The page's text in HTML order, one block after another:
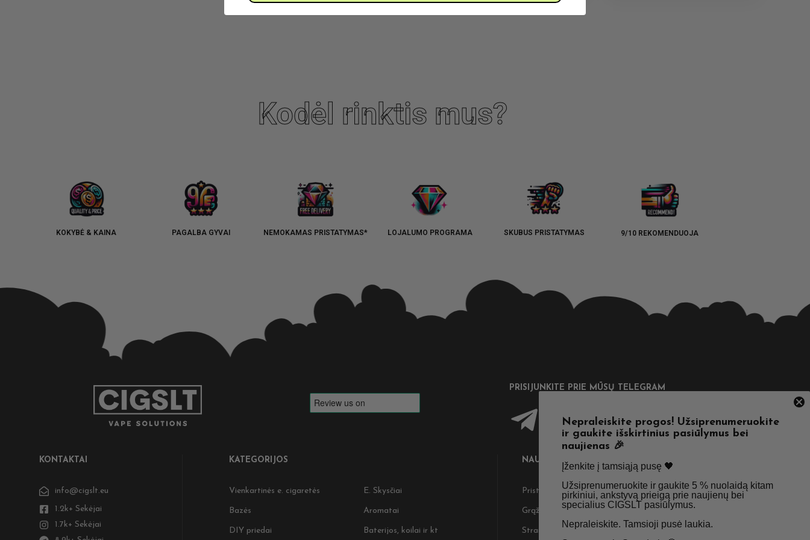
Kodėl rinktis mus?
KOKYBĖ & KAINA PAGALBA GYVAI NEMOKAMAS PRISTATYMAS* LOJALUMO PROGRAMA SKUBUS PRISTATYMAS 9/10 REKOMENDUOJA
PRISIJUNKITE PRIE MŪSŲ TELEGRAM
KONTAKTAI
info@cigslt.eu
1.2k+ Sekėjai
1.7k+ Sekėjai
KATEGORIJOS
Vienkartinės e. cigaretės E. Skysčiai
Bazės Aromatai
DIY priedai Baterijos, koilai ir kt
NAUDINGOS NUORODOS
Pristatymas Taisyklės & Nuostatos
Grąžinimas Privatumo politika
Straipsniai Apie Mus
Nepraleiskite progos! Užsiprenumeruokite
ir gaukite išskirtinius pasiūlymus bei
naujienas 🎉
Įženkite į tamsiąją pusę 🖤 ​
Užsiprenumeruokite ir gaukite 5 % nuolaidą kitam
pirkiniui, ankstyvą prieigą prie naujienų bei
specialius CIGSLT pasiūlymus. ​
Nepraleiskite. Tamsioji pusė laukia.